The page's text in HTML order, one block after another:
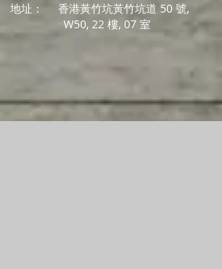
地址：
香港黃竹坑黃竹坑道 50 號,
W50, 22 樓, 07 室